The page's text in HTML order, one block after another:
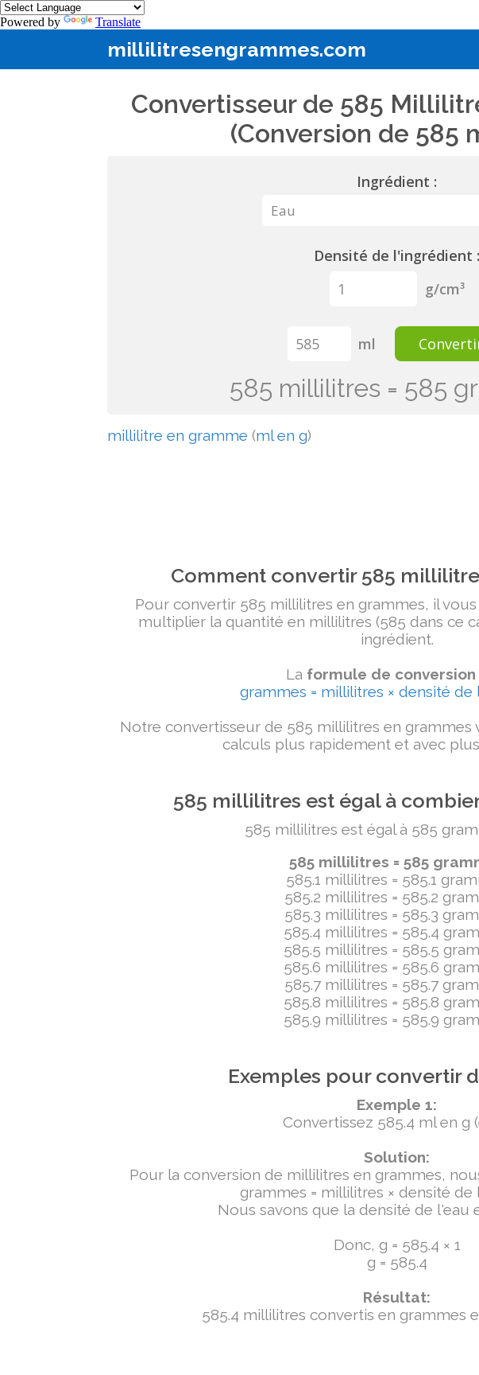
Powered by Translate
millilitresengrammes.com
Convertisseur de 585
(Conversion de 585
Ingrédient :
Densité de l'ingrédient :
g/cm³
ml
585 millilitres = 585
millilitre en gramme (ml en g)
Comment convertir 585
Pour convertir 585 millilitres en grammes, il
multiplier la quantité en millilitres (585 dans ce
ingrédient.
La formule de conversion
grammes = millilitres × densité de
Notre convertisseur de 585 millilitres en
calculs plus rapidement et avec
585 millilitres est égal à
585 millilitres est égal à 585
585 millilitres = 585
585.1 millilitres = 585.1
585.2 millilitres = 585.2
585.3 millilitres = 585.3
585.4 millilitres = 585.4
585.5 millilitres = 585.5
585.6 millilitres = 585.6
585.7 millilitres = 585.7
585.8 millilitres = 585.8
585.9 millilitres = 585.9
Exemples pour convertir
Exemple 1:
Convertissez 585.4 ml en g
Solution:
Pour la conversion de millilitres en grammes,
grammes = millilitres × densité de
Nous savons que la densité de l'eau
Donc, g = 585.4 × 1
g = 585.4
Résultat:
585.4 millilitres convertis en grammes